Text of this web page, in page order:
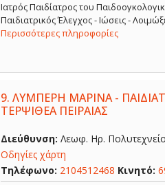
Ιατρός Παιδίατρος του
Παιδιατρικός Έλεγχος - Ιώσεις -
Περισσότερες πληροφορίες
9. ΛΥΜΠΕΡΗ ΜΑΡΙΝΑ -
ΤΕΡΨΙΘΕΑ ΠΕΙΡΑΙΑΣ
Διεύθυνση: Λεωφ. Ηρ.
Οδηγίες χάρτη
Τηλέφωνο: 2104512468 Κινητό: